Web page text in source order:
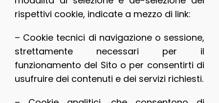
rispettivi cookie, indicate a mezzo di link:
– Cookie tecnici di navigazione o sessione,
strettamente necessari per il
funzionamento del Sito o per consentirti di
usufruire dei contenuti e dei servizi richiesti.